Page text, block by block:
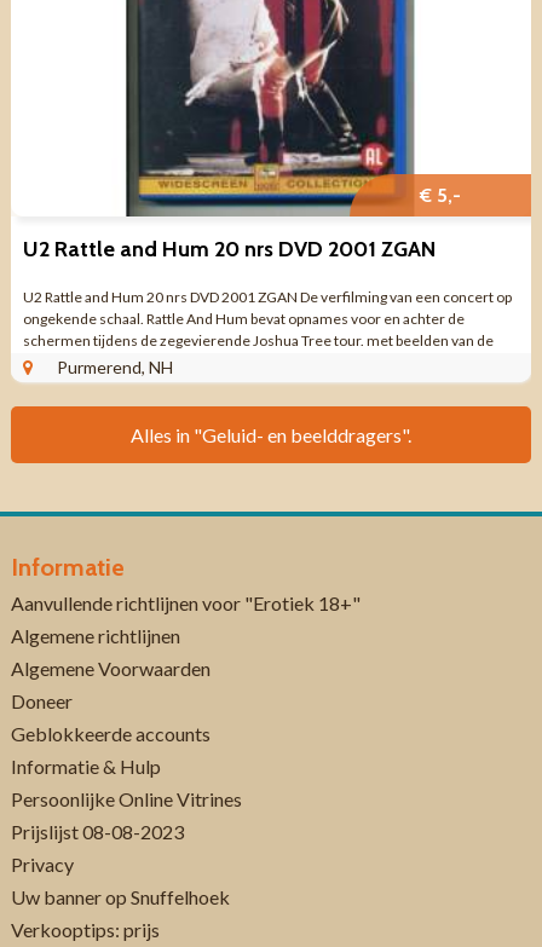
€ 5,-
U2 Rattle and Hum 20 nrs DVD 2001 ZGAN
U2 Rattle and Hum 20 nrs DVD 2001 ZGAN De verfilming van een concert op
ongekende schaal. Rattle And Hum bevat opnames voor en achter de
schermen tijdens de zegevierende Joshua Tree tour. met beelden van de
gigantische kleurrijke ...
Purmerend, NH
Alles in "Geluid- en beelddragers".
Informatie
Aanvullende richtlijnen voor "Erotiek 18+"
Algemene richtlijnen
Algemene Voorwaarden
Doneer
Geblokkeerde accounts
Informatie & Hulp
Persoonlijke Online Vitrines
Prijslijst 08-08-2023
Privacy
Uw banner op Snuffelhoek
Verkooptips: prijs